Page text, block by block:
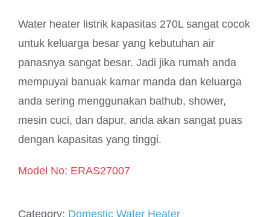
Water heater listrik kapasitas 270L sangat cocok
untuk keluarga besar yang kebutuhan air
panasnya sangat besar. Jadi jika rumah anda
mempuyai banuak kamar manda dan keluarga
anda sering menggunakan bathub, shower,
mesin cuci, dan dapur, anda akan sangat puas
dengan kapasitas yang tinggi.
Model No: ERAS27007
Category: Domestic Water Heater